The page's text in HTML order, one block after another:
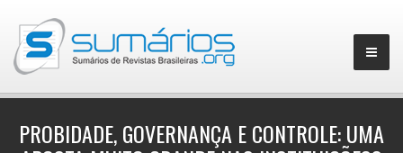
PROBIDADE, GOVERNANÇA E CONTROLE: UMA